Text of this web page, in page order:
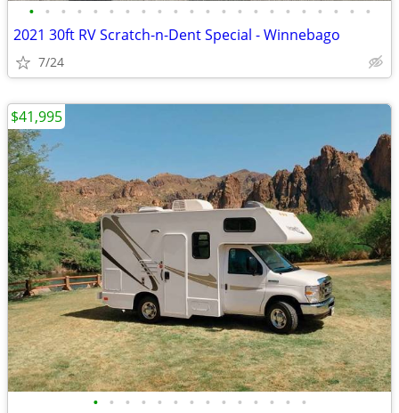
• • • • • • • • • • • • • • • • • • • • • •
2021 30ft RV Scratch-n-Dent Special - Winnebago
7/24
• • • • • • • • • • • • • •
$41,995